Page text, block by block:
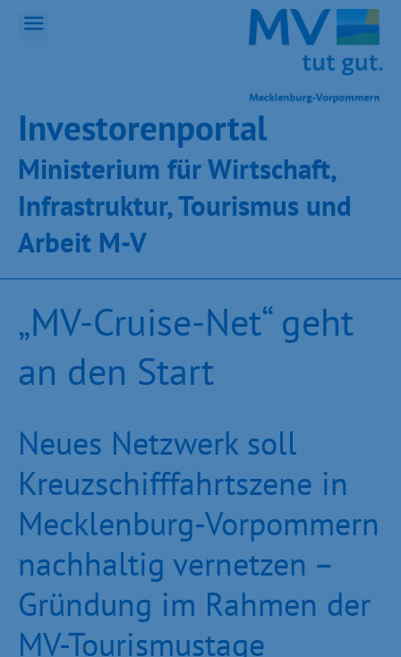
Inves­toren­por­tal
Ministeri­um für Wirt­schaft,
Infra­struk­tur, Tou­ris­mus und
Ar­beit M-V
„MV-Cruise-Net“ geht
an den Start
Neues Netzwerk soll
Kreuzschifffahrtszene in
Mecklenburg-Vorpommern
nachhaltig vernetzen –
Gründung im Rahmen der
MV-Tourismustage